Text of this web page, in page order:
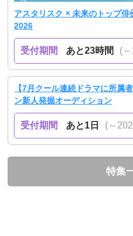
アスタリスク × 未来のトップ俳
2026
受付期間 あと23時間 (
【7月クール連続ドラマに所属
ン新人発掘オーディション
受付期間 あと1日 (～
特集